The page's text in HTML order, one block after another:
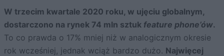
W trzecim kwartale 2020 roku, w ujęciu globalnym,
dostarczono na rynek 74 mln sztuk feature phone’ów.
To co prawda o 17% mniej niż w analogicznym okresie
rok wcześniej, jednak wciąż bardzo dużo. Najwięcej